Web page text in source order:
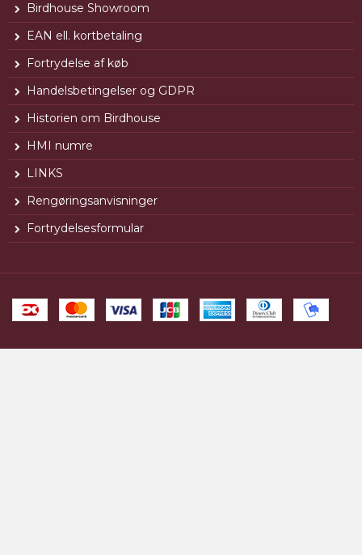
Birdhouse Showroom
EAN ell. kortbetaling
Fortrydelse af køb
Handelsbetingelser og GDPR
Historien om Birdhouse
HMI numre
LINKS
Rengøringsanvisninger
Fortrydelsesformular